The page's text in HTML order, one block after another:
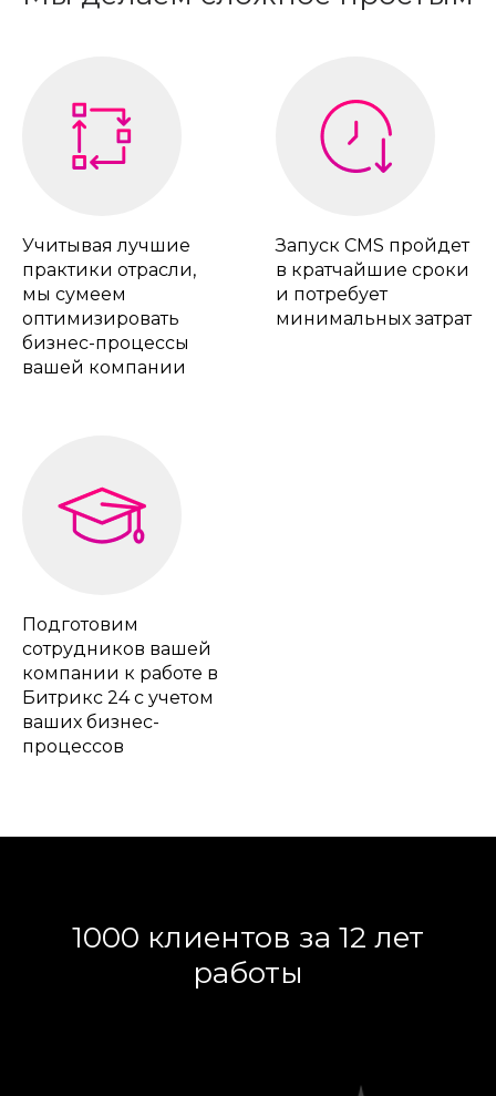
Учитывая лучшие
практики отрасли,
мы сумеем
оптимизировать
бизнес-процессы
вашей компании
Запуск CMS пройдет
в кратчайшие сроки
и потребует
минимальных затрат
Подготовим
сотрудников вашей
компании к работе в
Битрикс 24 с учетом
ваших бизнес-
процессов
1000 клиентов за 12 лет
работы